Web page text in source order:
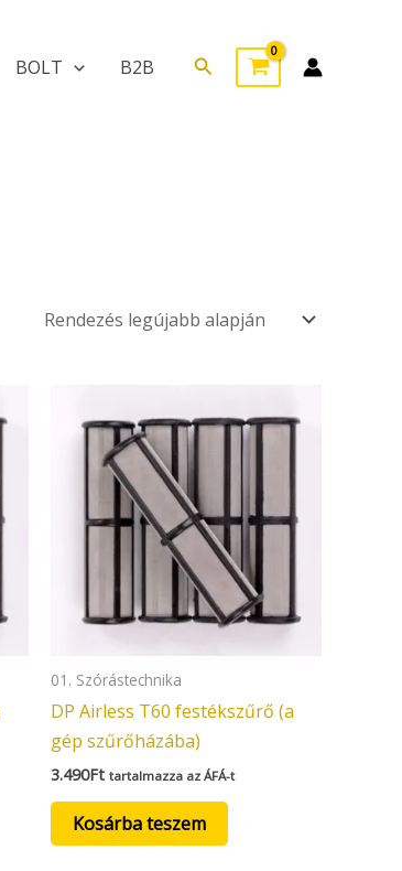
BOLT B2B Search
01. Szórástechnika
DP Airless T60 festékszűrő (a
gép szűrőházába)
3.490Ft tartalmazza az ÁFÁ-t
Kosárba teszem